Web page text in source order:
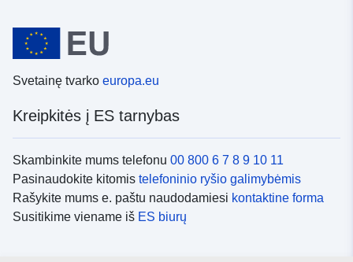
Svetainę tvarko europa.eu
Kreipkitės į ES tarnybas
Skambinkite mums telefonu 00 800 6 7 8 9 10 11
Pasinaudokite kitomis telefoninio ryšio galimybėmis
Rašykite mums e. paštu naudodamiesi kontaktine forma
Susitikime viename iš ES biurų